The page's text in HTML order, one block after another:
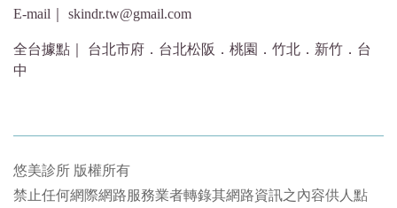
E-mail｜ skindr.tw@gmail.com
全台據點｜ 台北市府．台北松阪．桃園．竹北．新竹．台
中
悠美診所 版權所有
禁止任何網際網路服務業者轉錄其網路資訊之內容供人點